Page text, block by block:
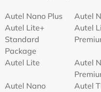
Autel Nano Plus
Autel
Autel Lite+
Standard
Package
Autel
Autel Lite
Autel
Autel Nano
Autel